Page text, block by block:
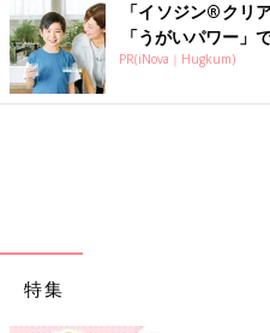
「イソジン®クリ
「うがいパワー」
PR(iNova｜Hugkum)
特集